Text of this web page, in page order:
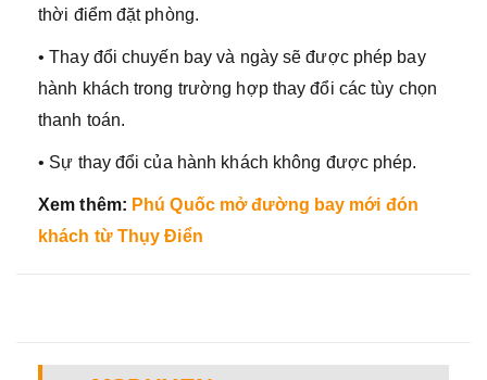
thời điểm đặt phòng.
• Thay đổi chuyến bay và ngày sẽ được phép bay
hành khách trong trường hợp thay đổi các tùy chọn
thanh toán.
• Sự thay đổi của hành khách không được phép.
Xem thêm: Phú Quốc mở đường bay mới đón
khách từ Thụy Điển